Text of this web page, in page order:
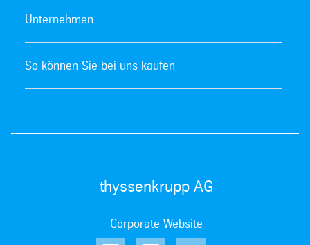
Unternehmen
So können Sie bei uns kaufen
thyssenkrupp AG
Corporate Website